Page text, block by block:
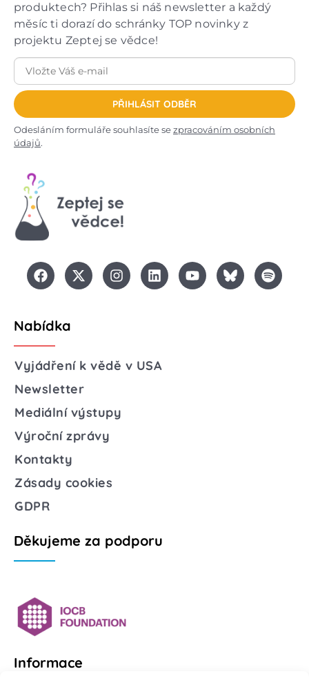
produktech? Přihlas si náš newsletter a každý
měsíc ti dorazí do schránky TOP novinky z
projektu Zeptej se vědce!
PŘIHLÁSIT ODBĚR
Odesláním formuláře souhlasíte sezpracováním osobních
údajů.
Nabídka
Vyjádření k vědě v USA
Newsletter
Mediální výstupy
Výroční zprávy
Kontakty
Zásady cookies
GDPR
Děkujeme za podporu
Informace